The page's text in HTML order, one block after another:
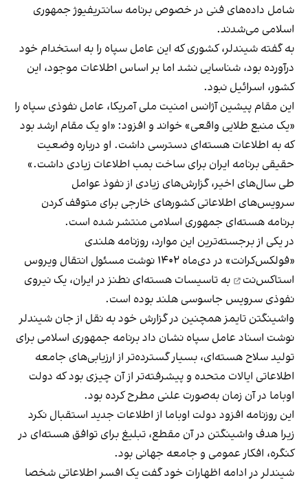
شامل داده‌های فنی در خصوص برنامه سانتریفیوژ جمهوری
اسلامی می‌شدند.
به گفته شیندلر، کشوری که این عامل سپاه را به استخدام خود
درآورده بود، شناسایی نشد اما بر اساس اطلاعات موجود، این
کشور، اسرائیل نبود.
این مقام پیشین آژانس امنیت ملی آمریکا، عامل نفوذی سپاه را
«یک منبع طلایی واقعی» خواند و افزود: «او یک مقام ارشد بود
که به اطلاعات هسته‌ای دسترسی داشت. او درباره وضعیت
حقیقی برنامه ایران برای ساخت بمب اطلاعات زیادی داشت.»
طی سال‌های اخیر، گزارش‌های زیادی از نفوذ عوامل
سرویس‌های اطلاعاتی کشورهای خارجی برای متوقف کردن
برنامه هسته‌ای جمهوری اسلامی منتشر شده است.
در یکی از برجسته‌ترین این موارد، روزنامه هلندی
«فولکس‌کرانت» در دی‌ماه ۱۴۰۲ نوشت مسئول انتقال
ویروس
استاکس‌نت
به تاسیسات هسته‌ای نطنز در ایران، یک نیروی
نفوذی سرویس جاسوسی هلند بوده است.
واشینگتن تایمز همچنین در گزارش خود به نقل از جان شیندلر
نوشت اسناد عامل سپاه نشان داد برنامه جمهوری اسلامی برای
تولید سلاح هسته‌ای، بسیار گسترده‌تر از ارزیابی‌های جامعه
اطلاعاتی ایالات متحده و پیشرفته‌تر از آن چیزی بود که دولت
اوباما در آن زمان به‌صورت علنی مطرح کرده بود.
این روزنامه افزود دولت اوباما از اطلاعات جدید استقبال نکرد
زیرا هدف واشینگتن در آن مقطع، تبلیغ برای توافق هسته‌ای در
کنگره، افکار عمومی و جامعه جهانی بود.
شیندلر در ادامه اظهارات خود گفت یک افسر اطلاعاتی شخصا